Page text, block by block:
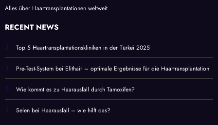
Alles über Haartransplantationen weltweit
RECENT NEWS
Top 5 Haartransplantationskliniken in der Türkei 2025
Pre-Test-System bei Elithair – optimale Ergebnisse für die Haartransplantation
Wie kommt es zu Haarausfall durch Tamoxifen?
Selen bei Haarausfall – wie hilft das?